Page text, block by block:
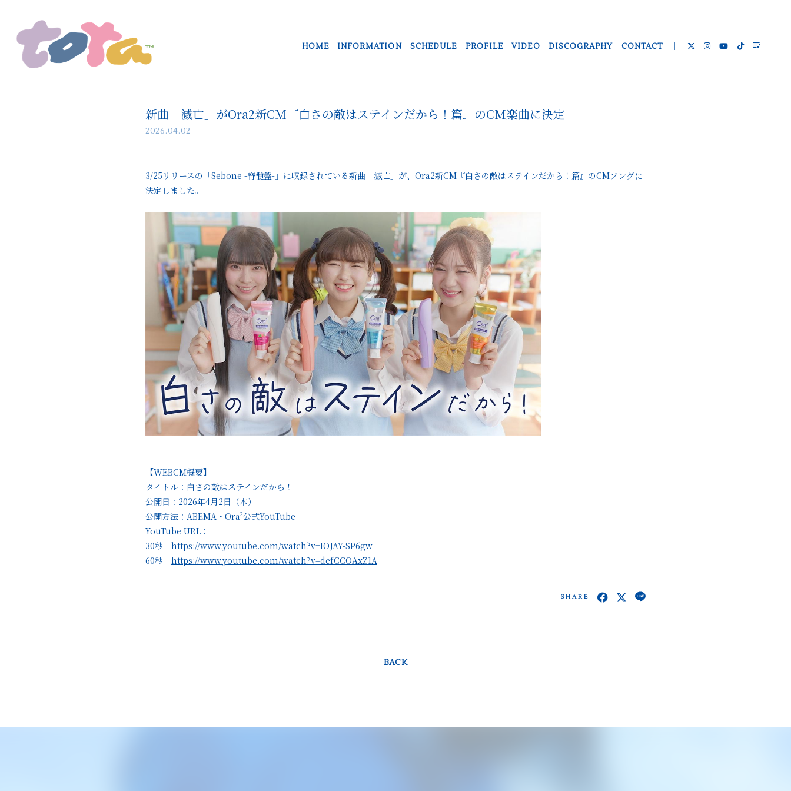
HOME INFORMATION SCHEDULE PROFILE VIDEO DISCOGRAPHY CONTACT
新曲「滅亡」がOra2新CM『白さの敵はステインだから！篇』のCM楽曲に決定
2026.04.02
3/25リリースの「Sebone -脊髄盤-」に収録されている新曲「滅亡」が、Ora2新CM『白さの敵はステインだから！篇』のCMソングに
決定しました。
【WEBCM概要】
タイトル：白さの敵はステインだから！
公開日：2026年4月2日（木）
公開方法：ABEMA・Ora²公式YouTube
YouTube URL：
30秒 https://www.youtube.com/watch?v=IOJAY-SP6gw
60秒 https://www.youtube.com/watch?v=defCCOAxZ1A
SHARE
BACK